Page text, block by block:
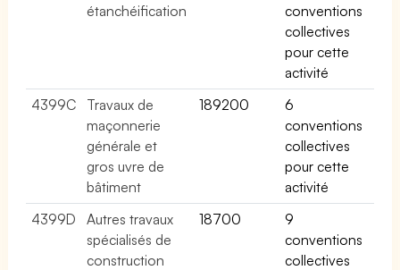
étanchéification
conventions
collectives
pour cette
activité
4399C
Travaux de
maçonnerie
générale et
gros uvre de
bâtiment
189200
6
conventions
collectives
pour cette
activité
4399D
Autres travaux
spécialisés de
construction
18700
9
conventions
collectives